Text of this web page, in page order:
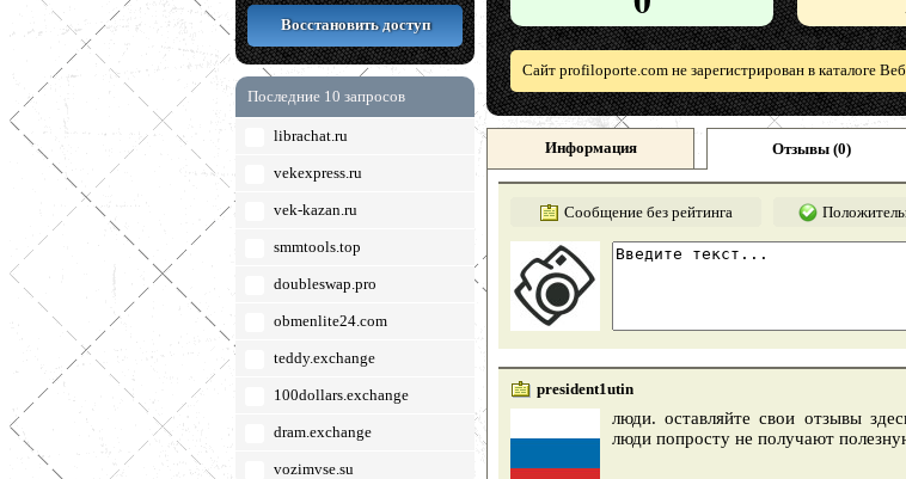
Восстановить доступ
Последние 10 запросов
librachat.ru
vekexpress.ru
vek-kazan.ru
smmtools.top
doubleswap.pro
obmenlite24.com
teddy.exchange
100dollars.exchange
dram.exchange
vozimvse.su
Сайт profiloporte.com не зарегистрирован в каталоге
Информация Отзывы (0)
Сообщение без рейтинга
president1utin
люди. оставляйте свои отзывы
люди попросту не получают